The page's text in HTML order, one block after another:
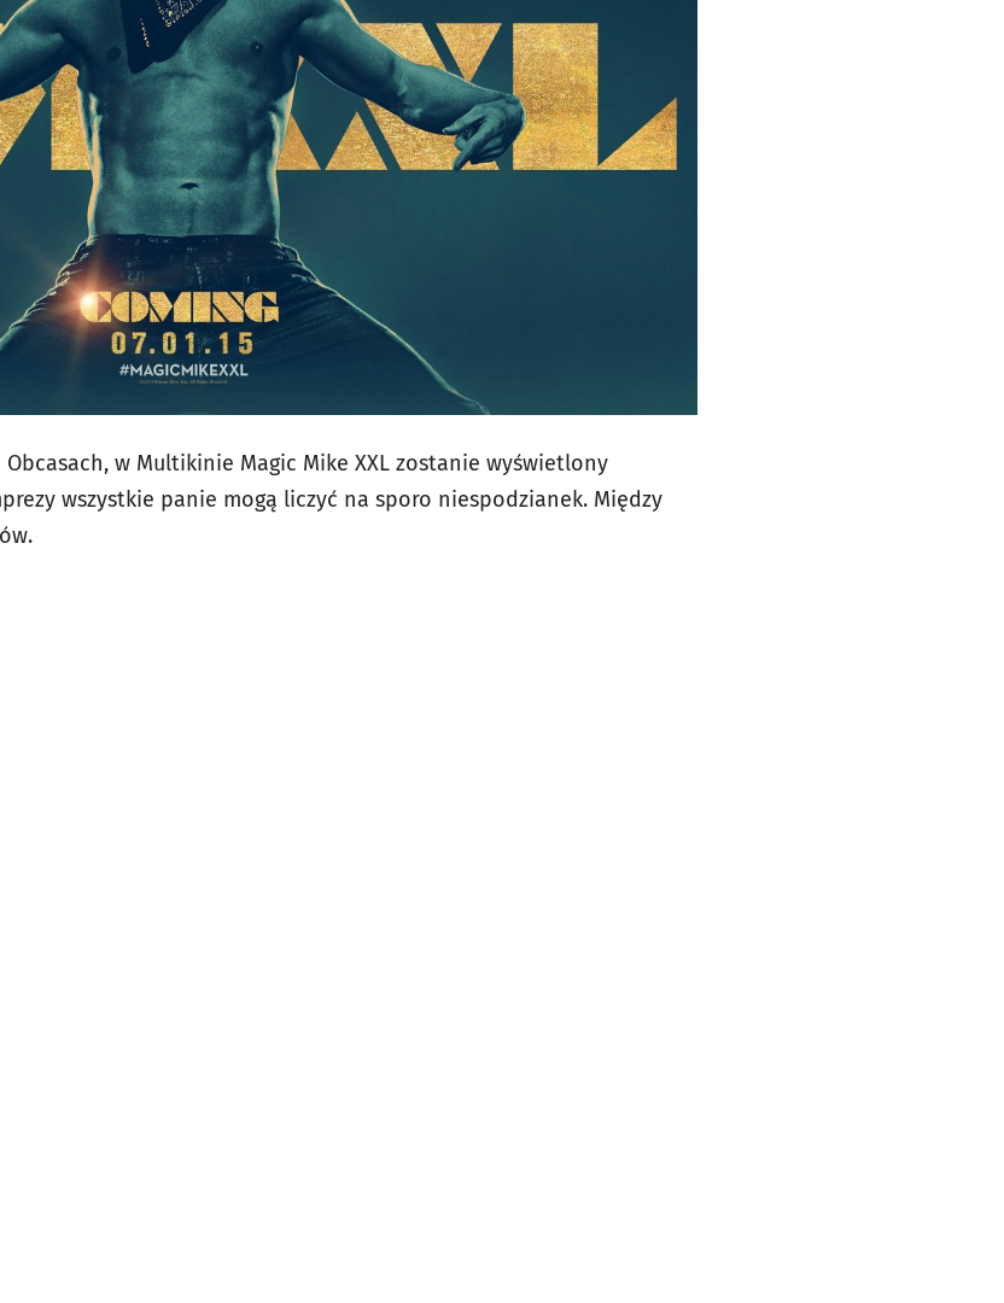
w Multikinie Magic Mike XXL zostanie wyświetlony
wszystkie panie mogą liczyć na sporo niespodzianek. Między